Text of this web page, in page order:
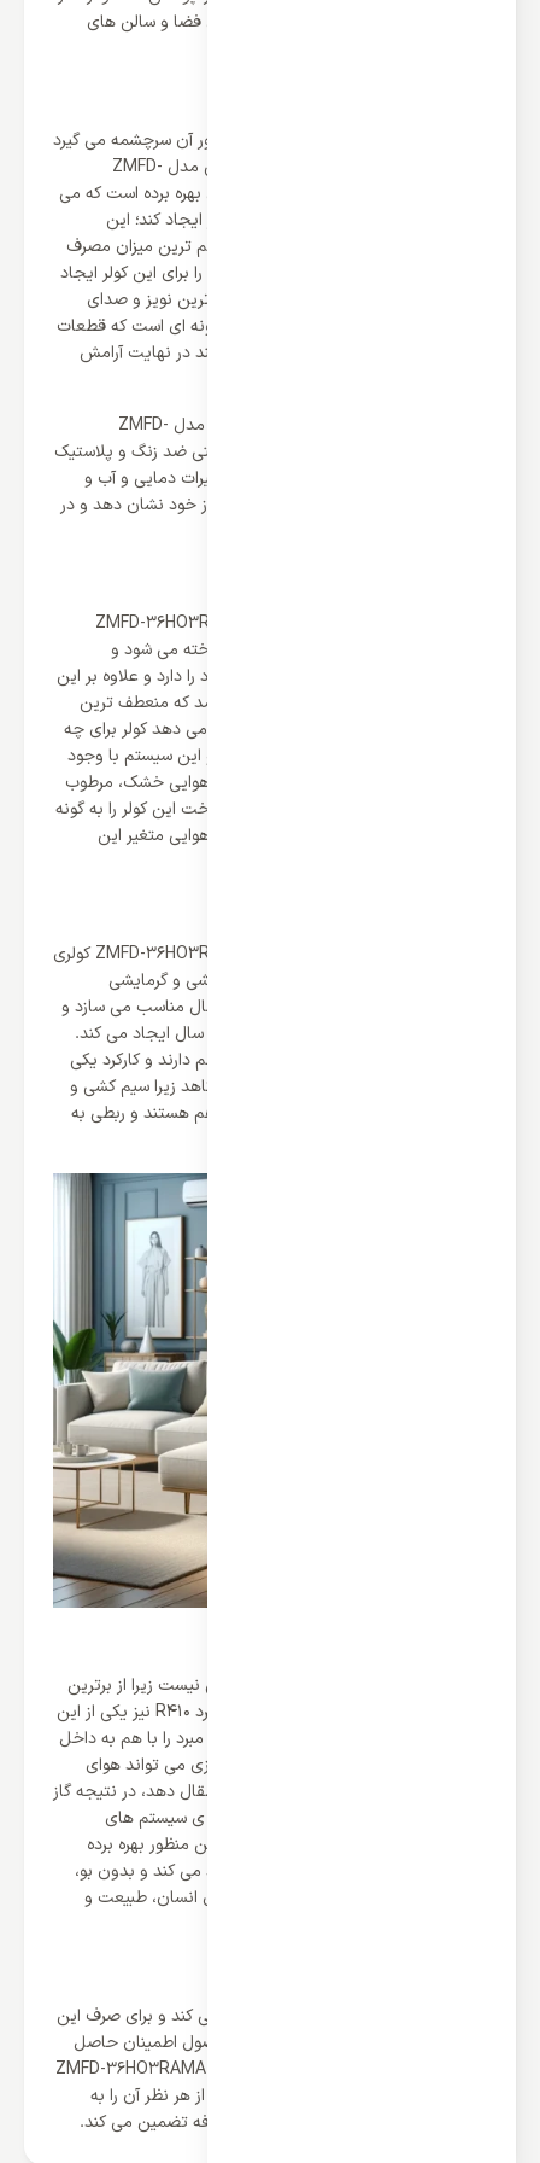
دمایی متعادل کند در نتیجه این کولر برای فضا و سالن های
تمام توان و قدرت یک کولر گازی از کمپرسور آن سرچشمه می گیرد
و زانتی برای کولر گازی 36000 ایستاده زانتی مدل ZMFD-
36HO3RAMA از کمپرسور قدرتمند روتاری بهره برده است که می
تواند نهایت بازدهی و راندمان را برای کولر ایجاد کند؛ این
کمپرسور بیشترین کارکرد و تولید باد را در کم ترین میزان مصرف
انرژی دارد در نتیجه بازدهی منحصر بفردی را برای این کولر ایجاد
می کند. علاوه بر این موتور دستگاه از کم ترین نویز و صدای
ممکن برخوردار است زیرا ساخت کولر به گونه ای است که قطعات
اصطکاک و تحرک اضافی ندارند و می توانند در نهایت آرامش
در کمپرسور کولر گازی 36000 ایستاده زانتی مدل ZMFD-
36HO3RAMA ترکیب ساختی از آلیاژ صنعتی ضد زنگ و پلاستیک
فشرده وجود دارد که می تواند در برابر تغییرات دمایی و آب و
هوایی محیطی نهایت دوام و استحکام را از خود نشان دهد و در
تحت عنوان کولر گازی روتاری ترویکال شاخته می شود و
بیشترین و قدرتمندترین ایجاد و پرتاب باد را دارد و علاوه بر این
کلاس آب و هوایی این سیستم T3 می باشد که منعطف ترین
نوع کلاس است. کلاس یک سیستم نشان می دهد کولر برای چه
اقلیم و منطقه آب و هوایی مناسب است و این سیستم با وجود
کلاس آب و هوایی T3 با سه منطقه آب و هوایی خشک، مرطوب
و معتدل مناسب است و در واقع زانتی ساخت این کولر را به گونه
ای انجام داده که در شرایط دمایی و آب و هوایی متغیر این
کولر گازی 36000 ایستاده زانتی مدل ZMFD-36HO3RAMA کولری
دو منظوره است یعنی از دو سیستم سرمایشی و گرمایشی
برخوردار است که کولر را برای چهار فصل سال مناسب می سازد و
بهترین تعادل دمایی را در همه ی روزهای سال ایجاد می کند.
این دو سیستم کارایی و عملکردی جدا از هم دارند و کارکرد یکی
تاثیری بر دیگری ندارد و از قدرت آن نمی کاهد زیرا سیم کشی و
لوله کشی در این سیستم ها کاملا جدا از هم هستند و ربطی به
فروش بالای کولر گازی های زانتی بی دلیلی نیست زیرا از برترین
قابلیت ها و متریال ها برخوردارند و گاز مبرد R410 نیز یکی از این
موارد است؛ موتور کولر گازی باید هوا و گاز مبرد را با هم به داخل
مکش کند و با اعمال چرخش و فشرده سازی می تواند هوای
خنک و مطبوع را ایجاد و به پنل داخلی انتقال دهد، در نتیجه گاز
مبرد جزو ضرورات است و زانتی مانند همه ی سیستم های
سرمایشی معتبر دیگر از گاز مبرد r410 به این منظور بهره برده
است. این گاز نهایت خنک کنندگی را ایجاد می کند و بدون بو،
رنگ و غیر قابل اشتعال است و آسیبی برای انسان، طبیعت و
هر کاربر برای خرید خود بودجه ای صرف می کند و برای صرف این
بودجه نیاز دارد تا از اصالت و کیفیت محصول اطمینان حاصل
کند و کولر گازی 36000 ایستاده زانتی مدل ZMFD-36HO3RAMA
یکی از دستگاه هایی است که نمایندگی ما از هر نظر آن را به
عنوان خریدی مادام العمر و مقرون به صرفه تضمین می کند.